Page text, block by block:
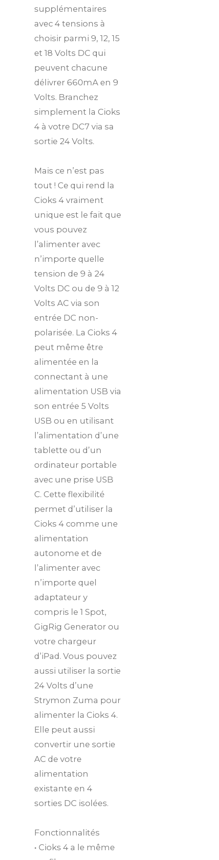
supplémentaires
avec 4 tensions à
choisir parmi 9, 12, 15
et 18 Volts DC qui
peuvent chacune
délivrer 660mA en 9
Volts. Branchez
simplement la Cioks
4 à votre DC7 via sa
sortie 24 Volts.
Mais ce n’est pas
tout ! Ce qui rend la
Cioks 4 vraiment
unique est le fait que
vous pouvez
l’alimenter avec
n’importe quelle
tension de 9 à 24
Volts DC ou de 9 à 12
Volts AC via son
entrée DC non-
polarisée. La Cioks 4
peut même être
alimentée en la
connectant à une
alimentation USB via
son entrée 5 Volts
USB ou en utilisant
l’alimentation d’une
tablette ou d’un
ordinateur portable
avec une prise USB
C. Cette flexibilité
permet d’utiliser la
Cioks 4 comme une
alimentation
autonome et de
l’alimenter avec
n’importe quel
adaptateur y
compris le 1 Spot,
GigRig Generator ou
votre chargeur
d’iPad. Vous pouvez
aussi utiliser la sortie
24 Volts d’une
Strymon Zuma pour
alimenter la Cioks 4.
Elle peut aussi
convertir une sortie
AC de votre
alimentation
existante en 4
sorties DC isolées.
Fonctionnalités
• Cioks 4 a le même